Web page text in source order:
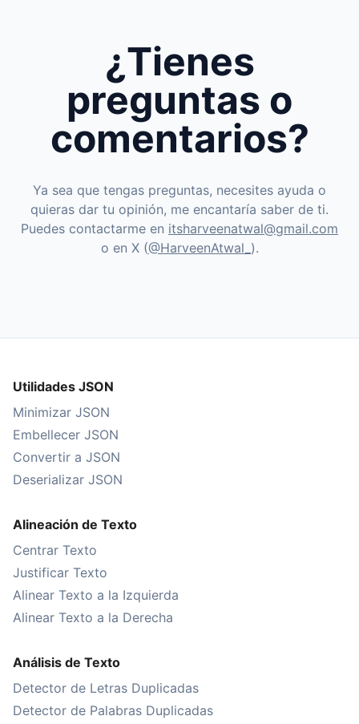
¿Tienes
preguntas o
comentarios?
Ya sea que tengas preguntas, necesites ayuda o
quieras dar tu opinión, me encantaría saber de ti.
Puedes contactarme en itsharveenatwal@gmail.com
o en X (@HarveenAtwal_ ).
Utilidades JSON
Minimizar JSON
Embellecer JSON
Convertir a JSON
Deserializar JSON
Alineación de Texto
Centrar Texto
Justificar Texto
Alinear Texto a la Izquierda
Alinear Texto a la Derecha
Análisis de Texto
Detector de Letras Duplicadas
Detector de Palabras Duplicadas